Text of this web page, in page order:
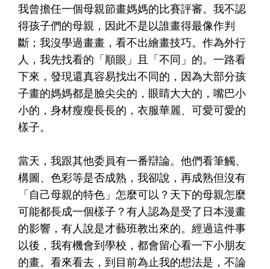
我曾擔任一個母親節畫媽媽的比賽評審。我不認
得孩子們的母親，因此不是以誰畫得最像作判
斷；我沒學過畫畫，看不出繪畫技巧。作為外行
人，我先找看的「順眼」且「不同」的。一路看
下來，發現還真容易找出不同的，因為大部分孩
子畫的媽媽都是臉尖尖的，眼睛大大的，嘴巴小
小的，身材瘦瘦長長的，衣服華麗、可愛可愛的
樣子。
當天，我跟其他委員有一番辯論。他們看筆觸、
構圖、色彩等是否成熟，我卻說，再成熟但沒有
「自己母親的特色」怎麼可以？天下的母親怎麼
可能都長成一個樣子？有人認為是受了日本漫畫
的影響，有人說是才藝班教出來的。經過這件事
以後，我有機會到學校，都會留心看一下小朋友
的畫。看來看去，到目前為止我的想法是，不論